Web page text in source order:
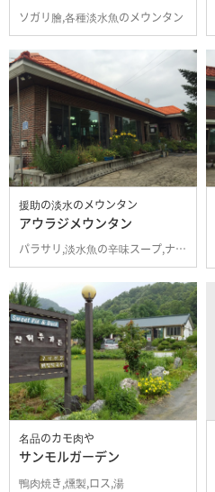
ソガリ膾,各種淡水魚のメウンタン
援助の淡水のメウンタン
アウラジメウンタン
パラサリ,淡水魚の辛味スープ,ナマズの辛味スープ
名品のカモ肉や
サンモルガーデン
鴨肉焼き,燻製,ロス,湯